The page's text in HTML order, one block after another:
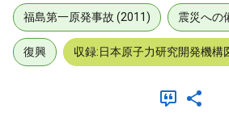
福島第一原発事故 (2011) 震災への
復興 収録:日本原子力研究開発機構